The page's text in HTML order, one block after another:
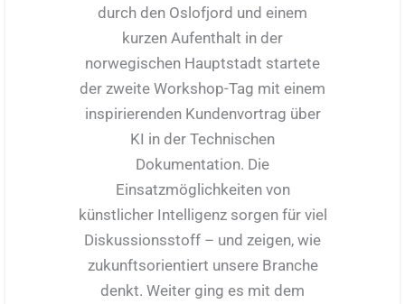
durch den Oslofjord und einem
kurzen Aufenthalt in der
norwegischen Hauptstadt startete
der zweite Workshop-Tag mit einem
inspirierenden Kundenvortrag über
KI in der Technischen
Dokumentation. Die
Einsatzmöglichkeiten von
künstlicher Intelligenz sorgen für viel
Diskussionsstoff – und zeigen, wie
zukunftsorientiert unsere Branche
denkt. Weiter ging es mit dem